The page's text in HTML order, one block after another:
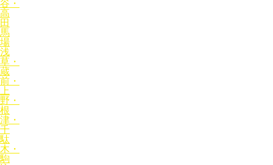
谷・
高
田
馬
場
浅
草・
蔵
前・
上
野・
根
津・
千
駄
木・
駒